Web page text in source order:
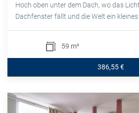
Hoch oben unter dem Dach, wo das
Dachfenster fällt und die Welt ein
59 m²
386,55 €